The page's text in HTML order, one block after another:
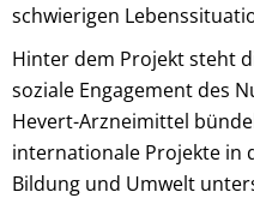
schwierigen
Hinter dem Projekt steht
soziale Engagement des
Hevert-Arzneimittel
internationale Projekte in
Bildung und Umwelt